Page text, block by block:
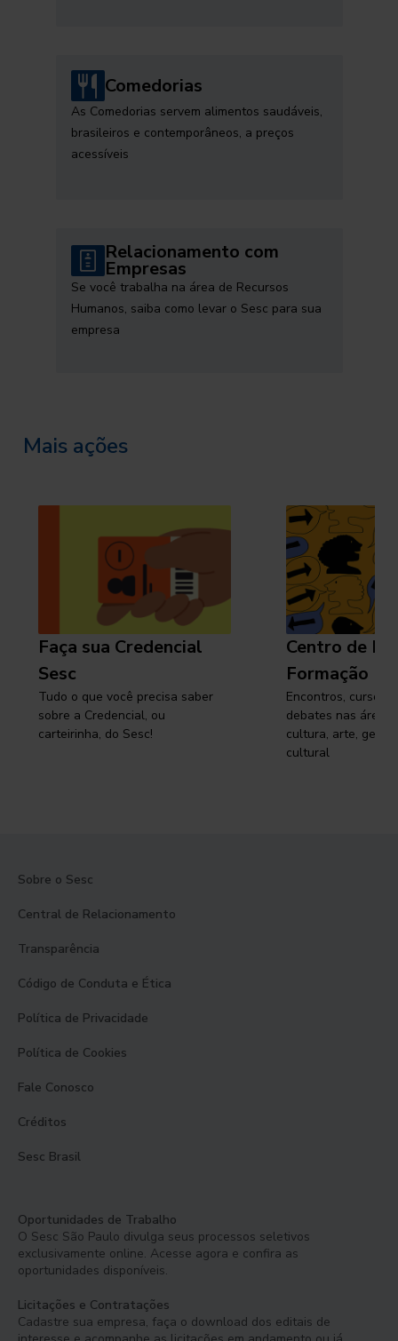
Comedorias
As Comedorias servem alimentos saudáveis,
brasileiros e contemporâneos, a preços
acessíveis
Relacionamento com
Empresas
Se você trabalha na área de Recursos
Humanos, saiba como levar o Sesc para sua
empresa
Mais ações
Faça sua Credencial
Sesc
Tudo o que você precisa saber
sobre a Credencial, ou
carteirinha, do Sesc!
Centro de
Formação
Encontros, cursos,
debates nas áreas
cultura, arte,
cultural
Sobre o Sesc
Central de Relacionamento
Transparência
Código de Conduta e Ética
Política de Privacidade
Política de Cookies
Fale Conosco
Créditos
Sesc Brasil
Oportunidades de Trabalho
O Sesc São Paulo divulga seus processos seletivos
exclusivamente online. Acesse agora e confira as
oportunidades disponíveis.
Licitações e Contratações
Cadastre sua empresa, faça o download dos editais de